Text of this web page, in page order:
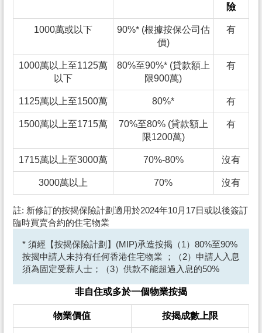
險
1000萬或以下
90%* (根據按保公司估
價)
有
1000萬以上至1125萬
以下
80%至90%* (貸款額上
限900萬)
有
1125萬以上至1500萬 80%* 有
1500萬以上至1715萬
70%至80% (貸款額上
限1200萬)
有
1715萬以上至3000萬 70%-80% 沒有
3000萬以上 70% 沒有
註: 新修訂的按揭保險計劃適用於2024年10月17日或以後簽訂
臨時買賣合約的住宅物業
* 須經【按揭保險計劃】(MIP)承造按揭（1）80%至90%
按揭申請人未持有任何香港住宅物業 ；（2）申請人入息
須為固定受薪人士；（3）供款不能超過入息的50%
非自住或多於一個物業按揭
物業價值 按揭成數上限